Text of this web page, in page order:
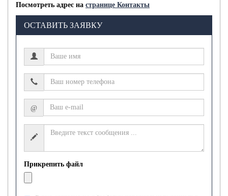
Посмотреть адрес на странице Контакты
ОСТАВИТЬ ЗАЯВКУ
@
Прикрепить файл